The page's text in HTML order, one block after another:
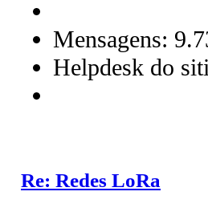
Mensagens:
Helpdesk do
Re: Redes LoRa